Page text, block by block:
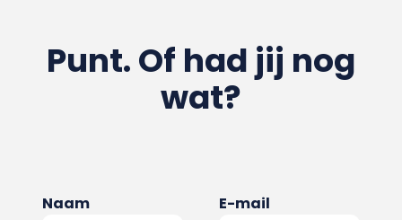
Punt. Of had jij nog
wat?
Naam E-mail